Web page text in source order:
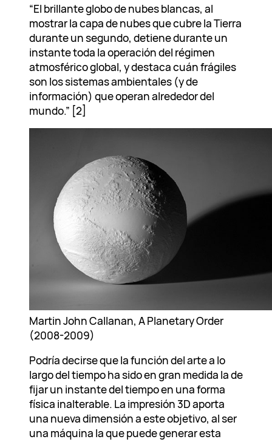
“El brillante globo de nubes blancas, al
mostrar la capa de nubes que cubre la Tierra
durante un segundo, detiene durante un
instante toda la operación del régimen
atmosférico global, y destaca cuán frágiles
son los sistemas ambientales (y de
información) que operan alrededor del
mundo.” [2]
Martin John Callanan, A Planetary Order
(2008-2009)
Podría decirse que la función del arte a lo
largo del tiempo ha sido en gran medida la de
fijar un instante del tiempo en una forma
física inalterable. La impresión 3D aporta
una nueva dimensión a este objetivo, al ser
una máquina la que puede generar esta